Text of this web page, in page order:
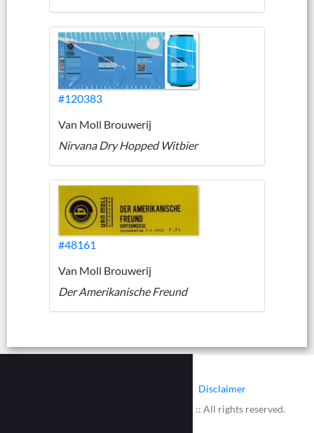
#120383
Van Moll Brouwerij
Nirvana Dry Hopped Witbier
#48161
Van Moll Brouwerij
Der Amerikanische Freund
Disclaimer
© 2002 - 2026 :: www.bieretiketten.nl :: All rights reserved.